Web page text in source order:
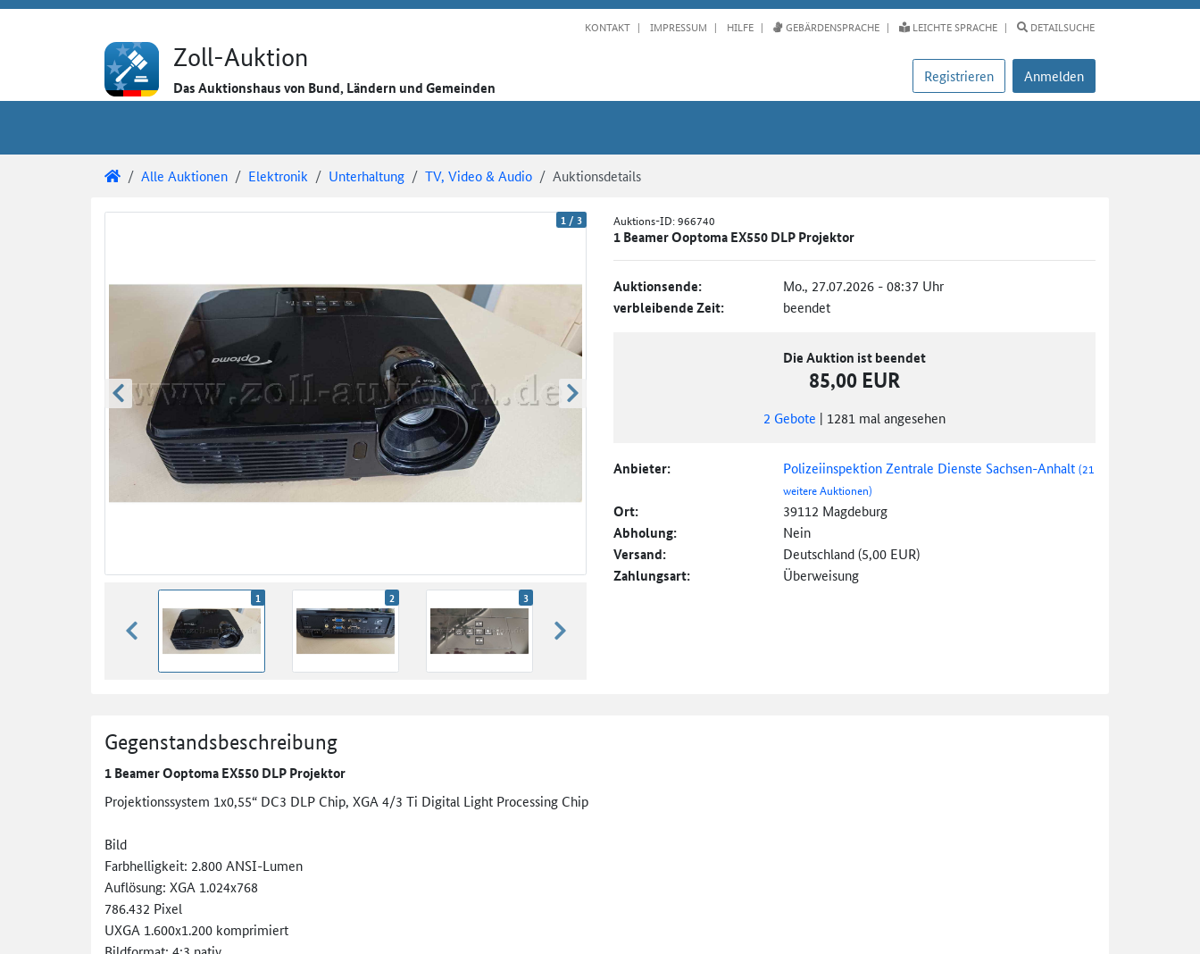
KONTAKT IMPRESSUM HILFE GEBÄRDENSPRACHE LEICHTE SPRACHE DETAILSUCHE
Zoll-Auktion
Das Auktionshaus von Bund, Ländern und Gemeinden
Registrieren Anmelden
Zoll-Auktion
Alle Auktionen Elektronik Unterhaltung TV, Video & Audio Auktionsdetails
Auktionsdetails 1 / 3
zurück blättern weiter blättern
zurück blättern
1 2 3
weiter blättern
Auktions-ID:966740
1 Beamer Ooptoma EX550 DLP Projektor
Auktionsende: Mo., 27.07.2026 - 08:37 Uhr
verbleibende Zeit: beendet
Die Auktion ist beendet
85,00 EUR
2 Gebote | 1281 mal angesehen
Anbieter: Polizeiinspektion Zentrale Dienste Sachsen-Anhalt (21
weitere Auktionen)
Ort: 39112 Magdeburg
Abholung: Nein
Versand: Deutschland (5,00 EUR)
Zahlungsart: Überweisung
Gegenstandsbeschreibung
1 Beamer Ooptoma EX550 DLP Projektor
Projektionssystem 1x0,55“ DC3 DLP Chip, XGA 4/3 Ti Digital Light Processing Chip
Bild
Farbhelligkeit: 2.800 ANSI-Lumen
Auflösung: XGA 1.024x768
786.432 Pixel
UXGA 1.600x1.200 komprimiert